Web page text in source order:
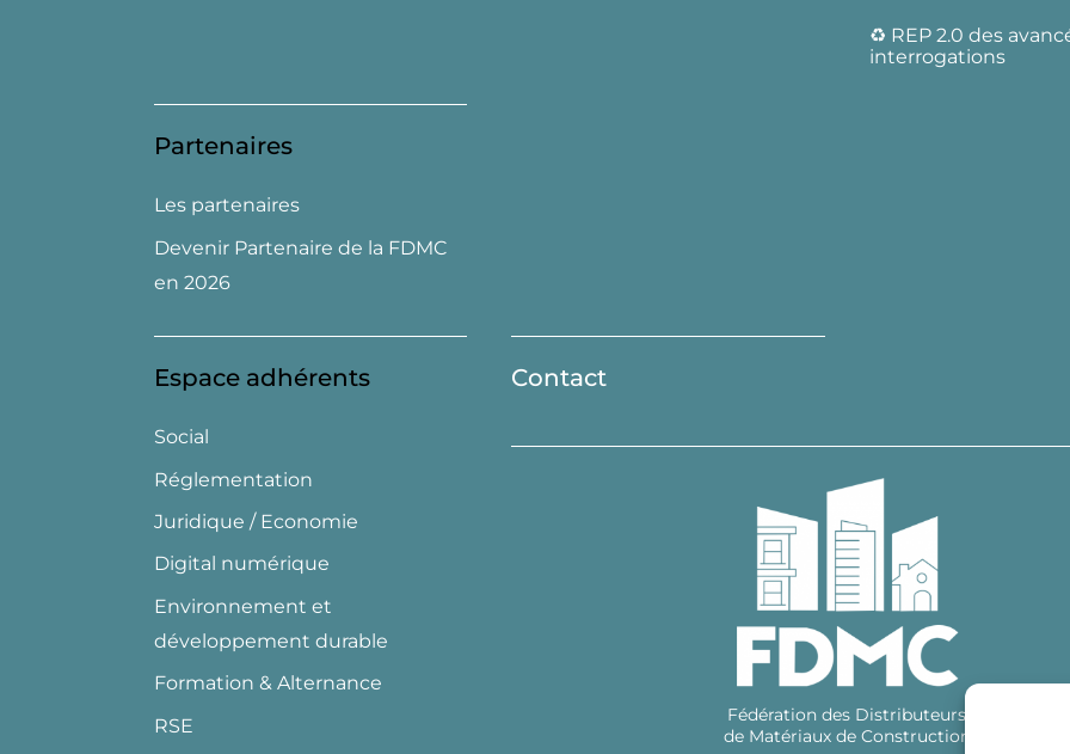
♻️ REP 2.0 des
interrogations
Partenaires
Les partenaires
Devenir Partenaire de la FDMC
en 2026
Espace adhérents
Social
Réglementation
Juridique / Economie
Digital numérique
Environnement et
développement durable
Formation & Alternance
RSE
Contact
Fédération des Distributeurs
de Matériaux de Construction